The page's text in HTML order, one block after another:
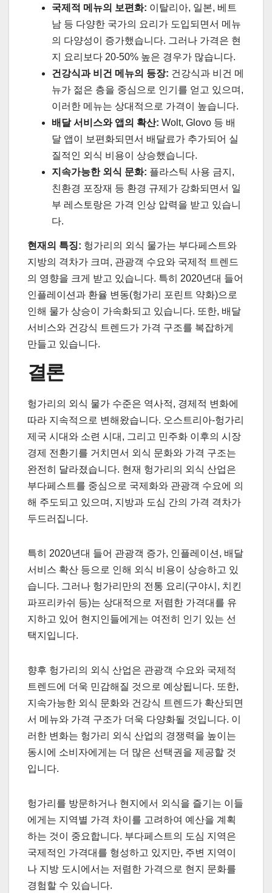
국제적 메뉴의 보편화: 이탈리아, 일본, 베트
남 등 다양한 국가의 요리가 도입되면서 메뉴
의 다양성이 증가했습니다. 그러나 가격은 현
지 요리보다 20-50% 높은 경우가 많습니다.
건강식과 비건 메뉴의 등장: 건강식과 비건 메
뉴가 젊은 층을 중심으로 인기를 얻고 있으며,
이러한 메뉴는 상대적으로 가격이 높습니다.
배달 서비스와 앱의 확산: Wolt, Glovo 등 배
달 앱이 보편화되면서 배달료가 추가되어 실
질적인 외식 비용이 상승했습니다.
지속가능한 외식 문화: 플라스틱 사용 금지,
친환경 포장재 등 환경 규제가 강화되면서 일
부 레스토랑은 가격 인상 압력을 받고 있습니
다.
현재의 특징: 헝가리의 외식 물가는 부다페스트와
지방의 격차가 크며, 관광객 수요와 국제적 트렌드
의 영향을 크게 받고 있습니다. 특히 2020년대 들어
인플레이션과 환율 변동(헝가리 포린트 약화)으로
인해 물가 상승이 가속화되고 있습니다. 또한, 배달
서비스와 건강식 트렌드가 가격 구조를 복잡하게
만들고 있습니다.
결론
헝가리의 외식 물가 수준은 역사적, 경제적 변화에
따라 지속적으로 변해왔습니다. 오스트리아-헝가리
제국 시대와 소련 시대, 그리고 민주화 이후의 시장
경제 전환기를 거치면서 외식 문화와 가격 구조는
완전히 달라졌습니다. 현재 헝가리의 외식 산업은
부다페스트를 중심으로 국제화와 관광객 수요에 의
해 주도되고 있으며, 지방과 도심 간의 가격 격차가
두드러집니다.
특히 2020년대 들어 관광객 증가, 인플레이션, 배달
서비스 확산 등으로 인해 외식 비용이 상승하고 있
습니다. 그러나 헝가리만의 전통 요리(구야시, 치킨
파프리카쉬 등)는 상대적으로 저렴한 가격대를 유
지하고 있어 현지인들에게는 여전히 인기 있는 선
택지입니다.
향후 헝가리의 외식 산업은 관광객 수요와 국제적
트렌드에 더욱 민감해질 것으로 예상됩니다. 또한,
지속가능한 외식 문화와 건강식 트렌드가 확산되면
서 메뉴와 가격 구조가 더욱 다양화될 것입니다. 이
러한 변화는 헝가리 외식 산업의 경쟁력을 높이는
동시에 소비자에게는 더 많은 선택권을 제공할 것
입니다.
헝가리를 방문하거나 현지에서 외식을 즐기는 이들
에게는 지역별 가격 차이를 고려하여 예산을 계획
하는 것이 중요합니다. 부다페스트의 도심 지역은
국제적인 가격대를 형성하고 있지만, 주변 지역이
나 지방 도시에서는 저렴한 가격으로 현지 문화를
경험할 수 있습니다.